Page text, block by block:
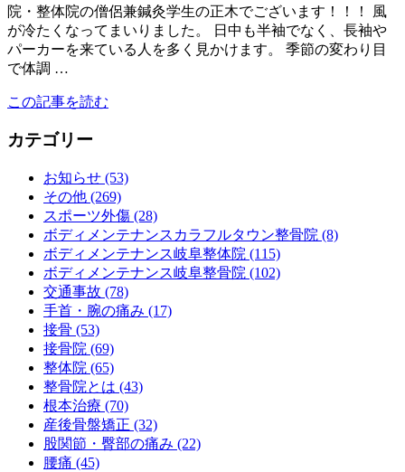
院・整体院の僧侶兼鍼灸学生の正木でございます！！！ 風
が冷たくなってまいりました。 日中も半袖でなく、長袖や
パーカーを来ている人を多く見かけます。 季節の変わり目
で体調 …
この記事を読む
カテゴリー
お知らせ (53)
その他 (269)
スポーツ外傷 (28)
ボディメンテナンスカラフルタウン整骨院 (8)
ボディメンテナンス岐阜整体院 (115)
ボディメンテナンス岐阜整骨院 (102)
交通事故 (78)
手首・腕の痛み (17)
接骨 (53)
接骨院 (69)
整体院 (65)
整骨院とは (43)
根本治療 (70)
産後骨盤矯正 (32)
股関節・臀部の痛み (22)
腰痛 (45)